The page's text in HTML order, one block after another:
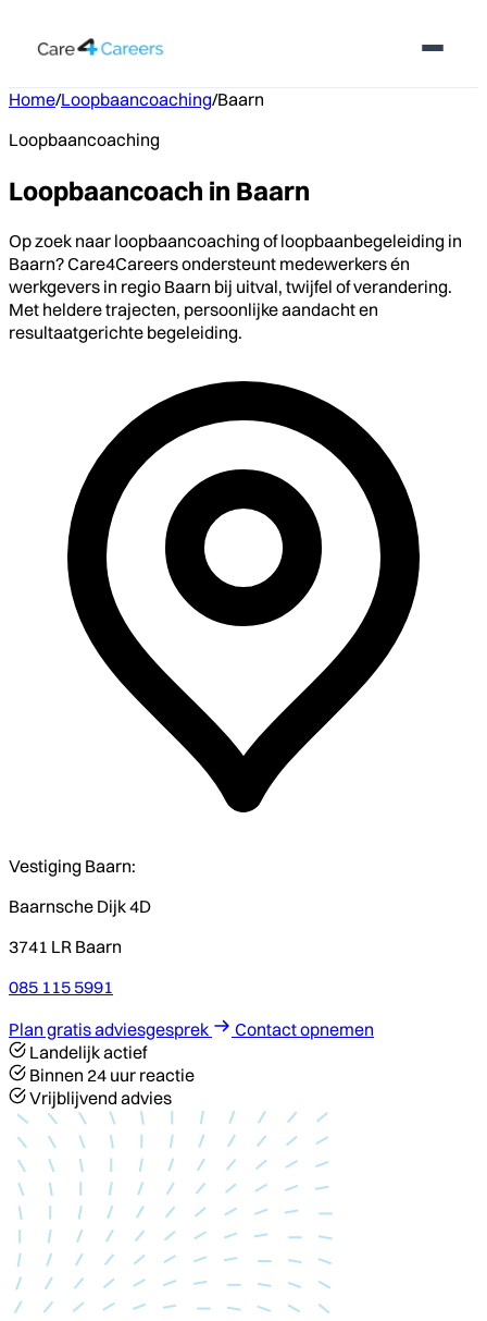
Home/Loopbaancoaching/Baarn
Loopbaancoaching
Loopbaancoach in Baarn
Op zoek naar loopbaancoaching of loopbaanbegeleiding in
Baarn? Care4Careers ondersteunt medewerkers én
werkgevers in regio Baarn bij uitval, twijfel of verandering.
Met heldere trajecten, persoonlijke aandacht en
resultaatgerichte begeleiding.
Vestiging Baarn:
Baarnsche Dijk 4D
3741 LR Baarn
085 115 5991
Plan gratis adviesgesprek
Contact opnemen
Landelijk actief
Binnen 24 uur reactie
Vrijblijvend advies